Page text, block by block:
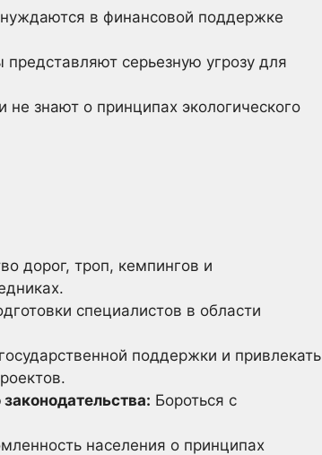
в финансовой поддержке
серьезную угрозу для
не знают о принципах экологического
дорог, троп, кемпингов и
специалистов в области
поддержки и привлекать
Бороться с
населения о принципах